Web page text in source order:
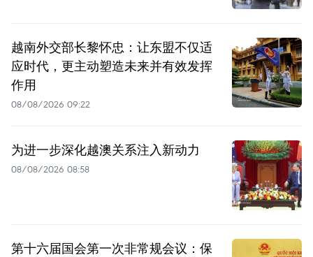
越南外交部长黎怀忠：让东盟不仅适
应时代，更主动塑造未来并有效发挥
作用
08/08/2026 09:22
为进一步深化越澳关系注入新动力
08/08/2026 08:58
第十六届国会第一次非常规会议：保